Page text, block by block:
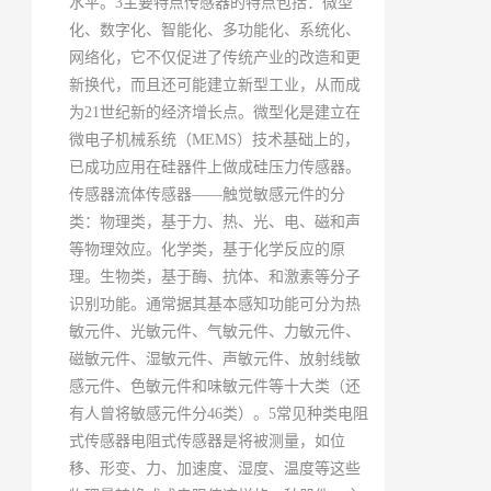
化、数字化、智能化、多功能化、系统化、
网络化，它不仅促进了传统产业的改造和更
新换代，而且还可能建立新型工业，从而成
为21世纪新的经济增长点。微型化是建立在
微电子机械系统（MEMS）技术基础上的，
已成功应用在硅器件上做成硅压力传感器。
传感器流体传感器——触觉敏感元件的分
类：物理类，基于力、热、光、电、磁和声
等物理效应。化学类，基于化学反应的原
理。生物类，基于酶、抗体、和激素等分子
识别功能。通常据其基本感知功能可分为热
敏元件、光敏元件、气敏元件、力敏元件、
磁敏元件、湿敏元件、声敏元件、放射线敏
感元件、色敏元件和味敏元件等十大类（还
有人曾将敏感元件分46类）。5常见种类电阻
式传感器电阻式传感器是将被测量，如位
移、形变、力、加速度、湿度、温度等这些